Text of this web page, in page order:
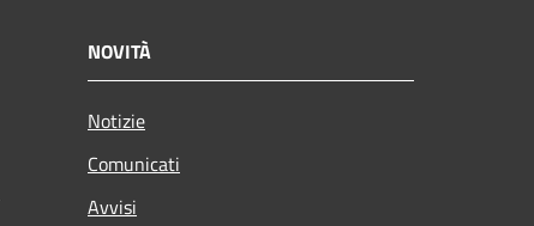
NOVITÀ
Notizie
Comunicati
Avvisi